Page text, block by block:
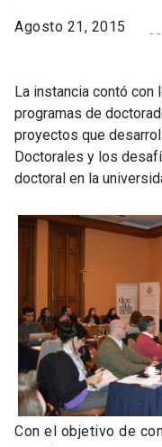
Agosto 21, 2015
La instancia contó
programas de
proyectos que
Doctorales y los
doctoral en la
Con el objetivo de